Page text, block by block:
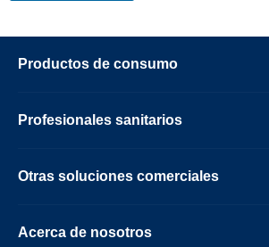
Productos de consumo
Profesionales sanitarios
Otras soluciones comerciales
Acerca de nosotros